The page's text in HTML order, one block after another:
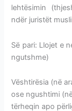
lehtësimin
ndër juristët
Së pari: Llojet e
ngutshme)
Vështirësia (në
ose ngushtimi
tërheqin apo